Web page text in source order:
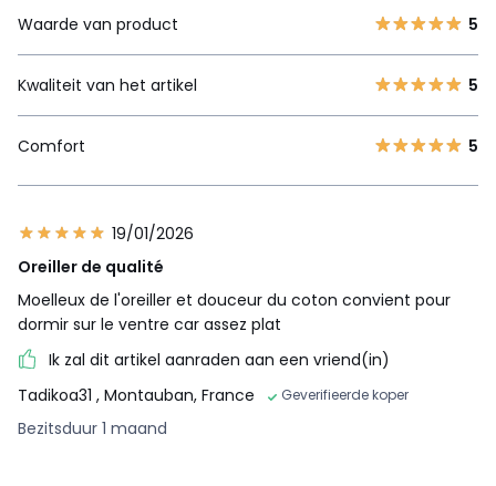
Waarde van product
5
Kwaliteit van het artikel 5
Comfort 5
19/01/2026
Oreiller de qualité
Moelleux de l'oreiller et douceur du coton convient pour
dormir sur le ventre car assez plat
Ik zal dit artikel aanraden aan een vriend(in)
Tadikoa31 , Montauban, France Geverifieerde koper
Bezitsduur 1 maand